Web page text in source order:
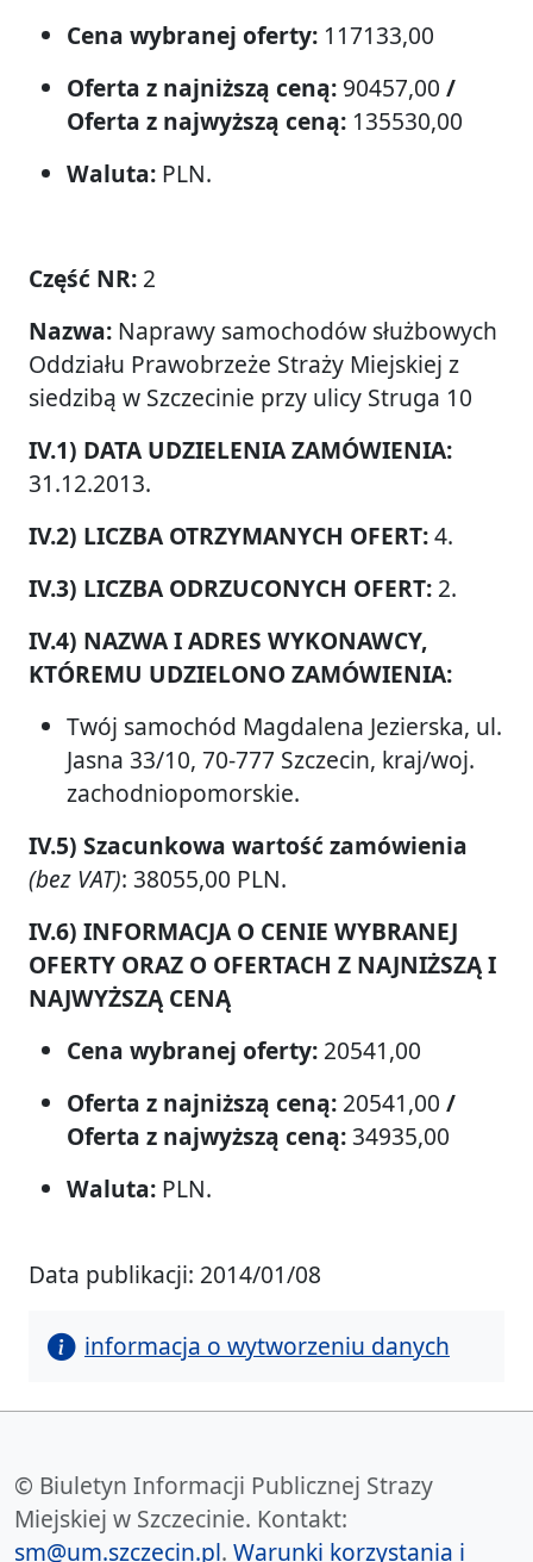
Cena wybranej oferty: 117133,00
Oferta z najniższą ceną: 90457,00 /
Oferta z najwyższą ceną: 135530,00
Waluta: PLN.
Część NR: 2
Nazwa: Naprawy samochodów służbowych
Oddziału Prawobrzeże Straży Miejskiej z
siedzibą w Szczecinie przy ulicy Struga 10
IV.1) DATA UDZIELENIA ZAMÓWIENIA:
31.12.2013.
IV.2) LICZBA OTRZYMANYCH OFERT:4.
IV.3) LICZBA ODRZUCONYCH OFERT: 2.
IV.4) NAZWA I ADRES WYKONAWCY,
KTÓREMU UDZIELONO ZAMÓWIENIA:
Twój samochód Magdalena Jezierska, ul.
Jasna 33/10, 70-777 Szczecin, kraj/woj.
zachodniopomorskie.
IV.5) Szacunkowa wartość zamówienia
(bez VAT): 38055,00 PLN.
IV.6) INFORMACJA O CENIE WYBRANEJ
OFERTY ORAZ O OFERTACH Z NAJNIŻSZĄ I
NAJWYŻSZĄ CENĄ
Cena wybranej oferty: 20541,00
Oferta z najniższą ceną: 20541,00 /
Oferta z najwyższą ceną:34935,00
Waluta: PLN.
Data publikacji: 2014/01/08
informacja o wytworzeniu danych
© Biuletyn Informacji Publicznej Strazy
Miejskiej w Szczecinie. Kontakt:
sm@um.szczecin.pl. Warunki korzystania i